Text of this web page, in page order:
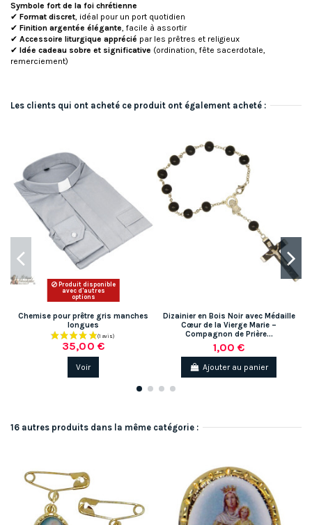
Symbole fort de la foi chrétienne
✔ Format discret, idéal pour un port quotidien
✔ Finition argentée élégante, facile à assortir
✔ Accessoire liturgique apprécié par les prêtres et religieux
✔ Idée cadeau sobre et significative (ordination, fête sacerdotale,
remerciement)
Les clients qui ont acheté ce produit ont également acheté :
Produit disponible
avec d'autres
options
Chemise pour prêtre gris manches
longues
35,00 €
Voir
Dizainier en Bois Noir avec Médaille
Cœur de la Vierge Marie –
Compagnon de Prière...
1,00 €
Ajouter au panier
16 autres produits dans la même catégorie :